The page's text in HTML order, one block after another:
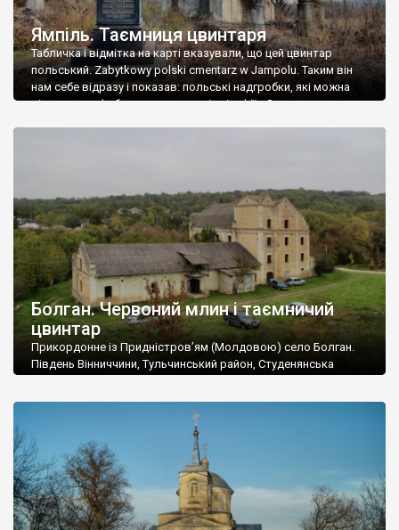
Ямпіль. Таємниця цвинтаря
Табличка і відмітка на карті вказували, що цей цвинтар
польський. Zabytkowy polski cmentarz w Jampolu. Таким він
нам себе відразу і показав: польські надгробки, які можна
віднести до фабричних, польські епітафії… Загалом цвинтар
Болган. Червоний млин і таємничий
цвинтар
Прикордонне із Придністров’ям (Молдовою) село Болган.
Південь Вінниччини, Тульчинський район, Студенянська
старовинний цвинтар із кам’яними хрестами. Всі епітафії, які
збереглися, написані кирилицею, церковнослов’янською
мовою. За всіма традиційними ознаками – цвинтар
український. Хрести датуються 19 століттям. У 1924-1940
роках Болган […]